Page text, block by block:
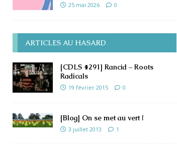
25 mai 2026 0
ARTICLES AU HASARD
[CDLS #291] Rancid – Roots
Radicals
19 février 2015 0
[Blog] On se met au vert !
3 juillet 2013 1